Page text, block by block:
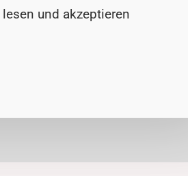
lesen und akzeptieren